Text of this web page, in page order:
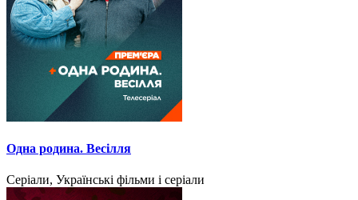
Одна родина. Весілля
Серіали, Українські фільми і серіали